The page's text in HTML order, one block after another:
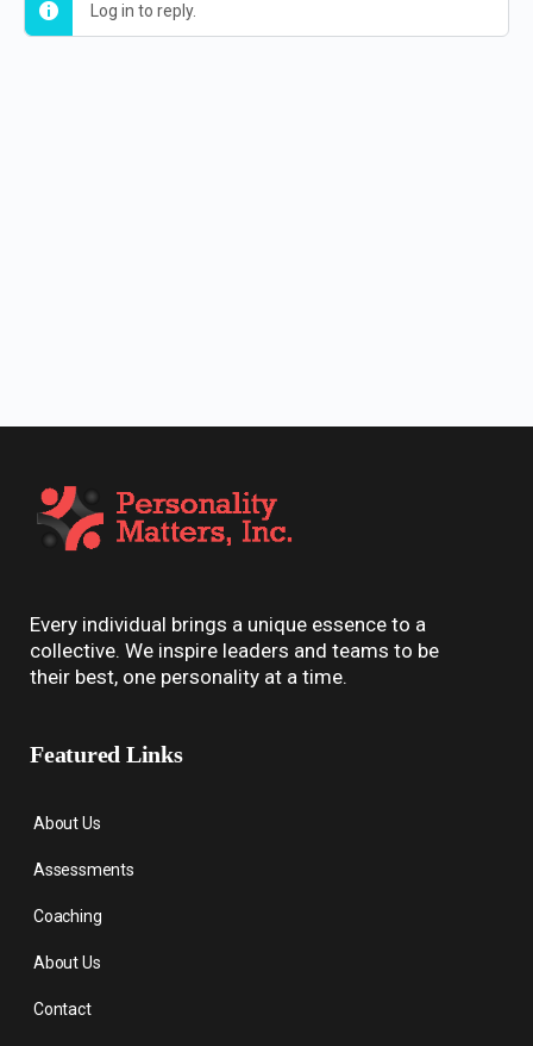
Log in to reply.
Every individual brings a unique essence to a
collective. We inspire leaders and teams to be
their best, one personality at a time.
Featured Links
About Us
Assessments
Coaching
About Us
Contact